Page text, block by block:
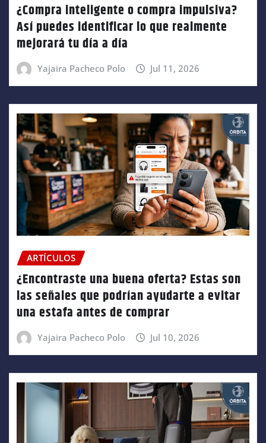
¿Compra inteligente o compra impulsiva?
Así puedes identificar lo que realmente
mejorará tu día a día
Yajaira Pacheco Polo Jul 11, 2026
ARTÍCULOS
¿Encontraste una buena oferta? Estas son
las señales que podrían ayudarte a evitar
una estafa antes de comprar
Yajaira Pacheco Polo Jul 10, 2026